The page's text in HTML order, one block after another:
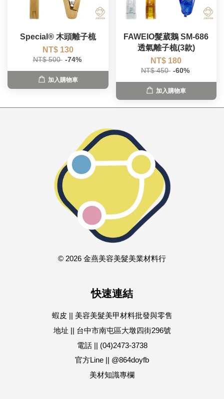
Special® 木頭離子梳
NT$ 130
NT$ 500 -74%
加入購物車
FAWEIO髮葳鵝 SM-686
透氣離子梳(3款)
NT$ 180
NT$ 450 -60%
加入購物車
© 2026 金燕美容美髮美業材料行
快速連結
蝦皮 || 美容美髮美甲材料批發與零售
地址 || 台中市南屯區大墩四街296號
電話 || (04)2473-3738
官方Line || @864doyfb
美材知識專欄